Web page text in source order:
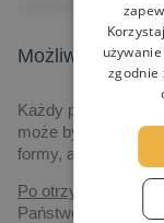
Możliwości
Każdy produkt
może być
formy, aż po grafikę
Po otrzymaniu
Państwem drogą
zgodnie